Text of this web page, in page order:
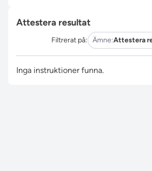
Attestera resultat
Filtrerat på: Ämne:Attestera
Inga instruktioner funna.